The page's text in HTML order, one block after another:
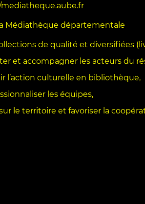
Médiathèque départementale
de qualité et diversifiées
et accompagner les acteurs du
l’action culturelle en bibliothèque,
les équipes,
le territoire et favoriser la